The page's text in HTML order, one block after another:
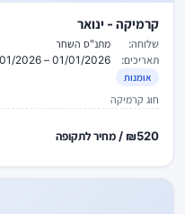
קרמיקה - ינואר
שלוחה:
מתנ"ס השחר
תאריכים:
01/01/2026 – 30/01/2026
אומנות
חוג קרמיקה
₪520 / מחיר לתקופה